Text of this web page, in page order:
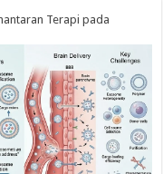
Terapi pada